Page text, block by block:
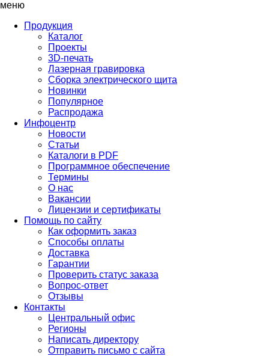
меню
Продукция
Каталог
Проекты
3D-печать
Лазерная гравировка
Сборка электрического щита
Новинки
Популярное
Распродажа
Инфоцентр
Новости
Статьи
Каталоги в PDF
Программное обеспечение
Термины
О нас
Вакансии
Лицензии и сертификаты
Помощь по сайту
Как оформить заказ
Способы оплаты
Доставка
Гарантии
Проверить статус заказа
Вопрос-ответ
Отзывы
Контакты
Центральный офис
Регионы
Написать директору
Отправить письмо с сайта